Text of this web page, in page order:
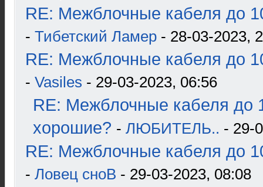
RE: Межблочные кабеля до
- Тибетский Ламер - 28-03-2023,
RE: Межблочные кабеля до
- Vasiles - 29-03-2023, 06:56
RE: Межблочные кабеля до
хорошие? - ЛЮБИТЕЛЬ.. - 29-
RE: Межблочные кабеля до
- Ловец сноВ - 29-03-2023, 08:08